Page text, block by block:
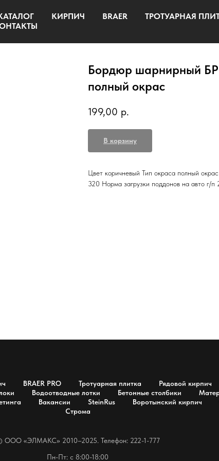
КИРПИЧ BRAER ТРОТУАРНАЯ
Бордюр шарнирный
полный окрас
199,00 р.
В корзину
Цвет коричневый Тип окраса полный
320 Норма загрузки поддонов на авто г/
BRAER PRO Тротуарная плитка Рядовой кирпич
Водоотводные лотки Бетонные столбики
Вакансии SteinRus Воротынский кирпич
Строма
OOO «ЭЛМАКС» 2010–2025. Телефон: 222-1-777
Пн-Пт: с 8:00-18:00